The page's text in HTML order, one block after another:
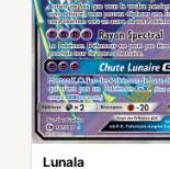
Lunala